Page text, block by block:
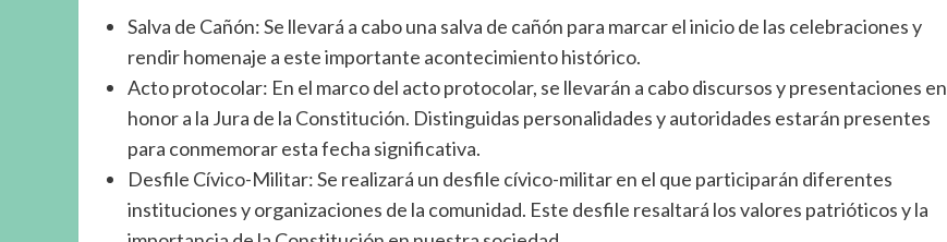
Salva de Cañón: Se llevará a cabo una salva de cañón para marcar el inicio de las celebraciones y
rendir homenaje a este importante acontecimiento histórico.
Acto protocolar: En el marco del acto protocolar, se llevarán a cabo discursos y presentaciones en
honor a la Jura de la Constitución. Distinguidas personalidades y autoridades estarán presentes
para conmemorar esta fecha significativa.
Desfile Cívico-Militar: Se realizará un desfile cívico-militar en el que participarán diferentes
instituciones y organizaciones de la comunidad. Este desfile resaltará los valores patrióticos y la